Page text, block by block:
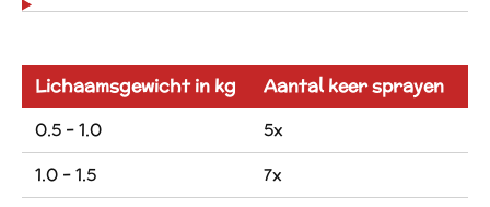
Lichaamsgewicht in kg
Aantal keer sprayen
0.5 - 1.0
5x
1.0 - 1.5
7x